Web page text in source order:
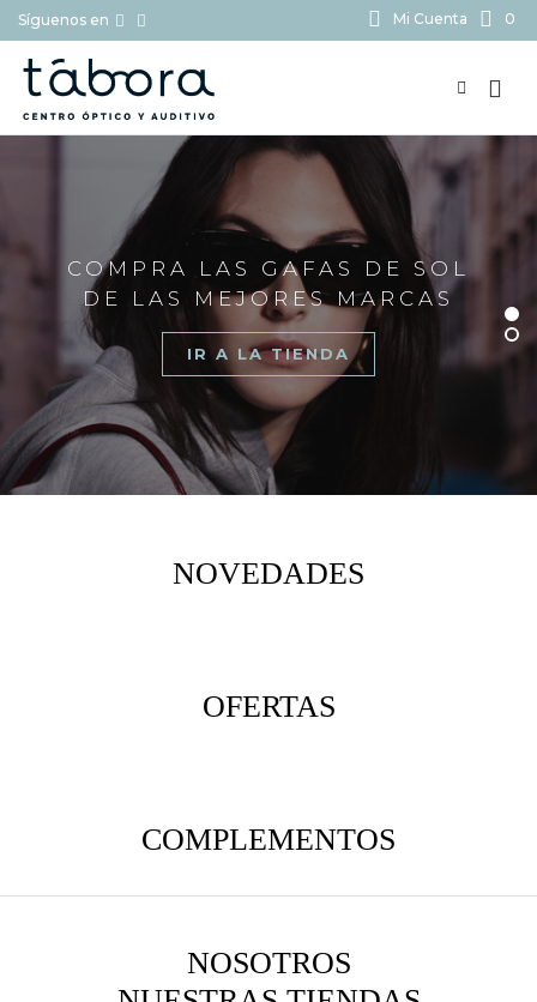
Síguenos en Mi Cuenta 0
COMPRA LAS GAFAS DE SOL
DE LAS MEJORES MARCAS
IR A LA TIENDA
NOVEDADES
OFERTAS
COMPLEMENTOS
NOSOTROS